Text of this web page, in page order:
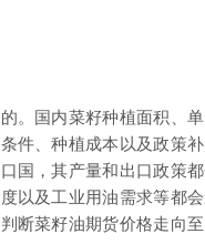
。国内菜籽种植面积、
件、种植成本以及政策
国，其产量和出口政策
以及工业用油需求等都
断菜籽油期货价格走向至